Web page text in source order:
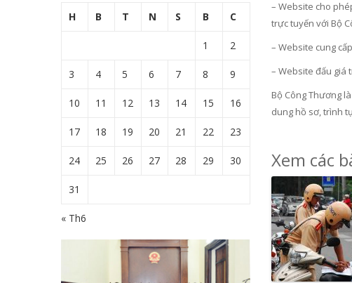
– Website cho
trực tuyến với Bộ
– Website cung
– Website đấu giá
Bộ Công Thương
dung hồ sơ, trình
Xem các
H B T N S B C
1 2
3 4 5 6 7 8 9
10 11 12 13 14 15 16
17 18 19 20 21 22 23
24 25 26 27 28 29 30
31
« Th6